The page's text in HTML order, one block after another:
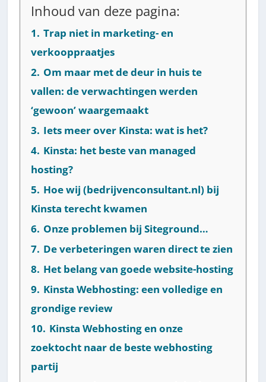
Inhoud van deze pagina:
1. Trap niet in marketing- en
verkooppraatjes
2. Om maar met de deur in huis te
vallen: de verwachtingen werden
‘gewoon’ waargemaakt
3. Iets meer over Kinsta: wat is het?
4. Kinsta: het beste van managed
hosting?
5. Hoe wij (bedrijvenconsultant.nl) bij
Kinsta terecht kwamen
6. Onze problemen bij Siteground…
7. De verbeteringen waren direct te zien
8. Het belang van goede website-hosting
9. Kinsta Webhosting: een volledige en
grondige review
10. Kinsta Webhosting en onze
zoektocht naar de beste webhosting
partij